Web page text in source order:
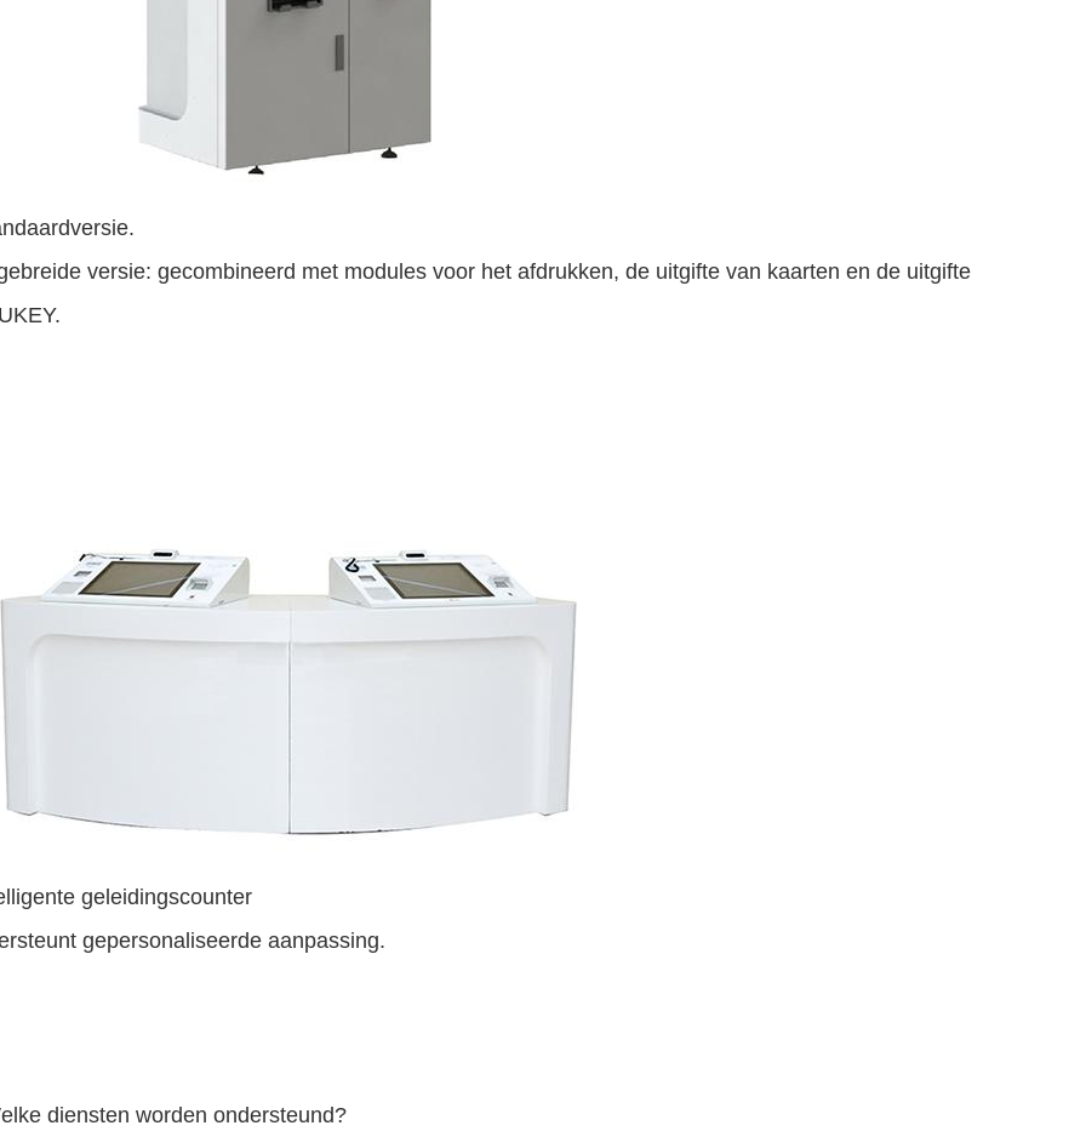
versie: gecombineerd met modules voor het afdrukken, de uitgifte van kaarten en de uitgifte
geleidingscounter
gepersonaliseerde aanpassing.
diensten worden ondersteund?